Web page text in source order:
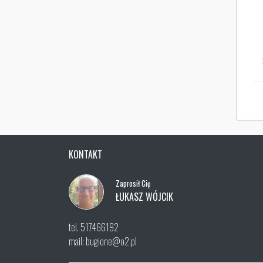
KONTAKT
Zaprosił Cię
ŁUKASZ WÓJCIK
tel. 517466192
mail: bugione@o2.pl